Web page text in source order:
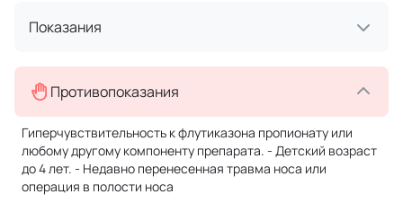
Показания
Противопоказания
Гиперчувствительность к флутиказона пропионату или
любому другому компоненту препарата. - Детский возраст
до 4 лет. - Недавно перенесенная травма носа или
операция в полости носа